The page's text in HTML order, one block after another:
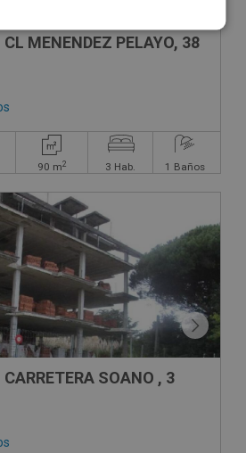
MENENDEZ PELAYO, 38
90 m2 3 Hab. 1 Baños
SOANO , 3